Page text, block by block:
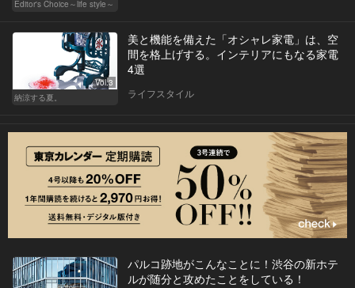
Editor's Choice～life style～
Vol.3
納涼する夏。
美と機能を備えた「オシャレ家電」は、空
間を格上げする。インテリアにもなる家電
4選
ライフスタイル
パルコ跡地がこんなことに！渋谷の新ホテ
ルが随分と攻めたことをしている！